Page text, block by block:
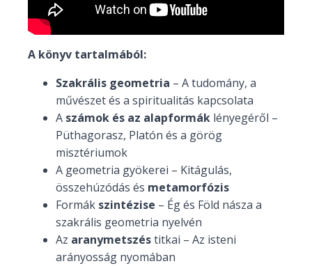
A könyv tartalmából:
Szakrális geometria – A tudomány, a
művészet és a spiritualitás kapcsolata
A számok és az alapformák lényegéről –
Püthagorasz, Platón és a görög
misztériumok
A geometria gyökerei – Kitágulás,
összehúzódás és metamorfózis
Formák szintézise – Ég és Föld násza a
szakrális geometria nyelvén
Az aranymetszéstitkai – Az isteni
arányosság nyomában